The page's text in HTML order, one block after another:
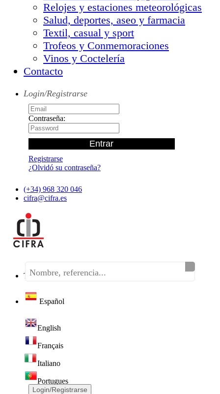
Relojes y estaciones meteorológicas
Salud, deportes, aseo y farmacia
Textil, casual y sport
Trofeos y Conmemoraciones
Vinos y Coctelería
Contacto
Login/Registrarse
Contraseña:
Registrarse
¿Olvidó su contraseña?
(+34) 968 320 046
cifra@cifra.es
Teléfono:(+34) 968 320 046
Español
English
Français
Italiano
Portugues
Login/Registrarse